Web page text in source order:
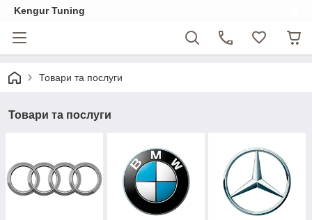
Kengur Tuning
Товари та послуги
Товари та послуги